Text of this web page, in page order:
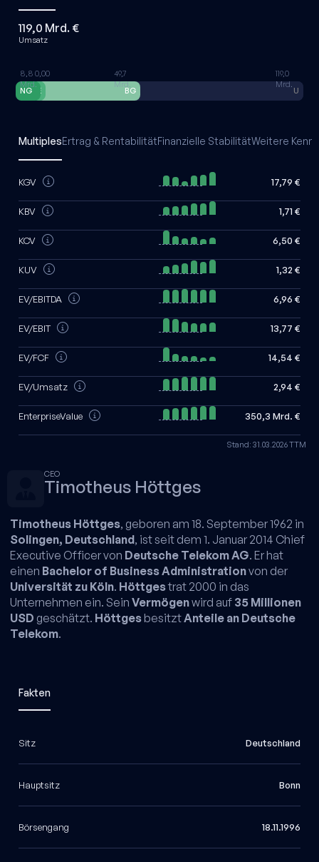
119,0 Mrd. €
Umsatz
8,8
Mrd.
NG
0,00
F&E
49,7
Mrd.
BG
119,0
Mrd.
U
MultiplesErtrag & RentabilitätFinanzielle StabilitätWeitere
KGV 17,79 €
KBV 1,71 €
KCV 6,50 €
KUV 1,32 €
EV/EBITDA 6,96 €
EV/EBIT 13,77 €
EV/FCF 14,54 €
EV/Umsatz 2,94 €
EnterpriseValue 350,3 Mrd. €
Stand: 31.03.2026 TTM
CEO
Timotheus Höttges
Timotheus Höttges, geboren am 18. September 1962 in
Solingen, Deutschland, ist seit dem 1. Januar 2014 Chief
Executive Officer von Deutsche Telekom AG. Er hat
einen Bachelor of Business Administrationvon der
Universität zu Köln. Höttgestrat 2000 in das
Unternehmen ein. Sein Vermögenwird auf 35 Millionen
USD geschätzt. HöttgesbesitztAnteile an Deutsche
Telekom.
Fakten
Sitz Deutschland
Hauptsitz Bonn
Börsengang 18.11.1996